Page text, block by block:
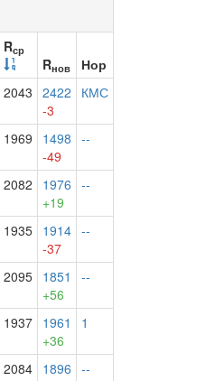
Rср
Rнов
Нор
2043 2422
-3
КМС
1969
1498
-49
--
2082
1976
+19
--
1935 1914
-37
--
2095 1851
+56
--
1937 1961
+36
1
2084 1896 --